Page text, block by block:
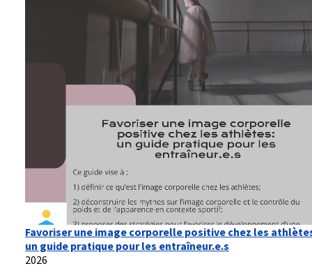
Favoriser une image corporelle positive chez les
un guide pratique pour les entraîneur.e.s
2026